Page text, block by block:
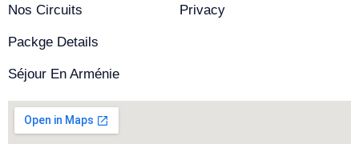
Nos Circuits
Packge Details
Séjour En Arménie
Privacy